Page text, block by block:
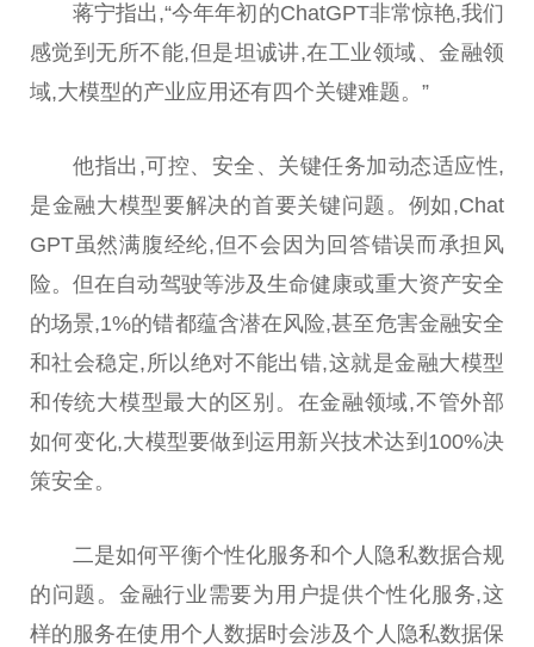
蒋宁指出,“今年年初的ChatGPT非常惊艳,我们
感觉到无所不能,但是坦诚讲,在工业领域、金融领
域,大模型的产业应用还有四个关键难题。”
他指出,可控、安全、关键任务加动态适应性,
是金融大模型要解决的首要关键问题。例如,Chat
GPT虽然满腹经纶,但不会因为回答错误而承担风
险。但在自动驾驶等涉及生命健康或重大资产安全
的场景,1%的错都蕴含潜在风险,甚至危害金融安全
和社会稳定,所以绝对不能出错,这就是金融大模型
和传统大模型最大的区别。在金融领域,不管外部
如何变化,大模型要做到运用新兴技术达到100%决
策安全。
二是如何平衡个性化服务和个人隐私数据合规
的问题。金融行业需要为用户提供个性化服务,这
样的服务在使用个人数据时会涉及个人隐私数据保